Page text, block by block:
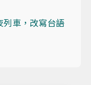
車，改寫台語